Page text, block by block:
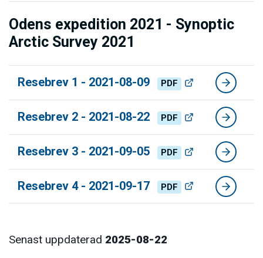
Odens expedition 2021 - Synoptic
Arctic Survey 2021
Resebrev 1 - 2021-08-09 PDF
Resebrev 2 - 2021-08-22 PDF
Resebrev 3 - 2021-09-05 PDF
Resebrev 4 - 2021-09-17 PDF
Senast uppdaterad 2025-08-22